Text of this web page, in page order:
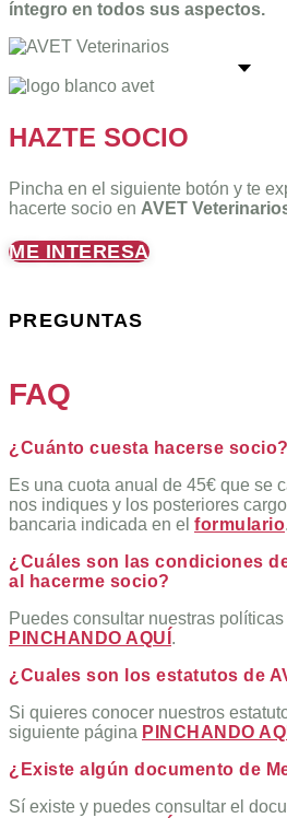
íntegro en todos sus aspectos.
HAZTE SOCIO
Pincha en el siguiente botón y te
hacerte socio en AVET
ME INTERESA
PREGUNTAS
FAQ
¿Cuánto cuesta hacerse socio?
Es una cuota anual de 45€ que se
nos indiques y los posteriores
bancaria indicada en el formulario.
¿Cuáles son las condiciones
al hacerme socio?
Puedes consultar nuestras
PINCHANDO AQUÍ .
¿Cuales son los estatutos de
Si quieres conocer nuestros
siguiente página PINCHANDO
¿Existe algún documento de
Sí existe y puedes consultar el